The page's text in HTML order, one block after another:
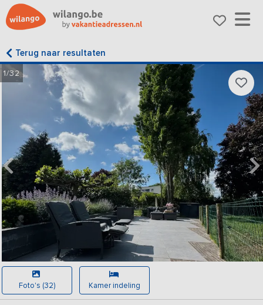
Terug naar resultaten
1/32
Foto's (32) Kamer indeling